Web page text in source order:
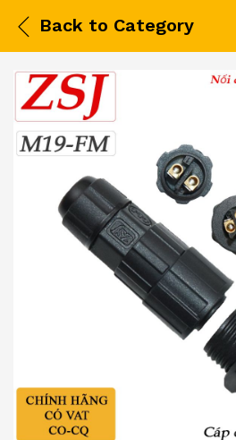
Back to Category